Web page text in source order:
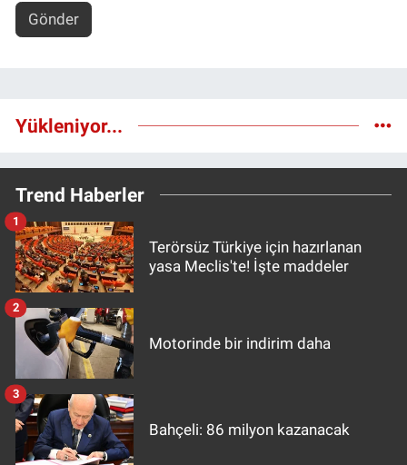
Gönder
Yükleniyor...
Trend Haberler
Terörsüz Türkiye için hazırlanan
yasa Meclis'te! İşte maddeler
1
Motorinde bir indirim daha
2
Bahçeli: 86 milyon kazanacak
3